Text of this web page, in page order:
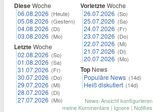
DieseWoche
06.08.2026 (Heute)
05.08.2026 (Gestern)
04.08.2026 (Di)
03.08.2026 (Mo)
LetzteWoche
02.08.2026 (So)
01.08.2026 (Sa)
31.07.2026 (Fr)
30.07.2026 (Do)
29.07.2026 (Mi)
28.07.2026 (Di)
27.07.2026 (Mo)
VorletzteWoche
26.07.2026 (So)
25.07.2026 (Sa)
24.07.2026 (Fr)
23.07.2026 (Do)
22.07.2026 (Mi)
21.07.2026 (Di)
20.07.2026 (Mo)
Top News
Populäre News (14d)
Heiß diskutiert (14d)
News-Ansicht konfigurieren
meine Kommentare | Ignore | Notifies